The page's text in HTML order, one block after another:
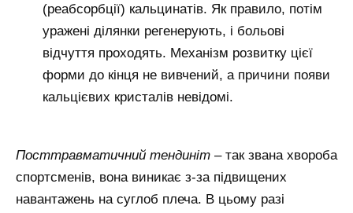
(реабсорбції) кальцинатів. Як правило, потім
уражені ділянки регенерують, і больові
відчуття проходять. Механізм розвитку цієї
форми до кінця не вивчений, а причини появи
кальцієвих кристалів невідомі.
Посттравматичний тендиніт – так звана хвороба
спортсменів, вона виникає з-за підвищених
навантажень на суглоб плеча. В цьому разі